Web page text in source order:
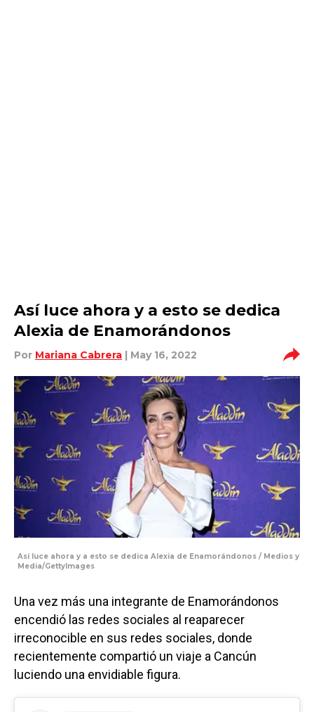
Así luce ahora y a esto se dedica
Alexia de Enamorándonos
Por Mariana Cabrera | May 16, 2022
Así luce ahora y a esto se dedica Alexia de Enamorándonos / Medios y
Media/GettyImages
Una vez más una integrante de Enamorándonos
encendió las redes sociales al reaparecer
irreconocible en sus redes sociales, donde
recientemente compartió un viaje a Cancún
luciendo una envidiable figura.